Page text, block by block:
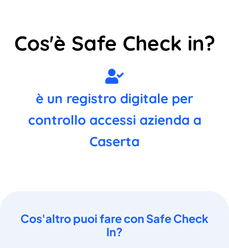
Cos'è Safe Check in?
è un registro digitale per
controllo accessi azienda a
Caserta
Cos'altro puoi fare con Safe Check
In?